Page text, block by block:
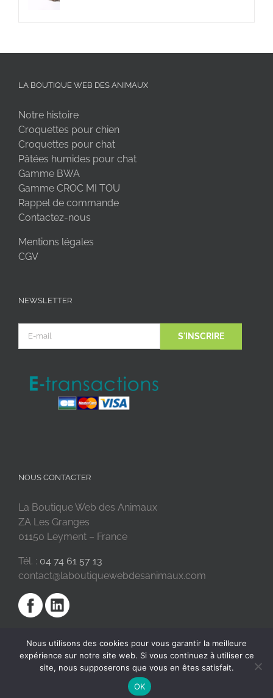
LA BOUTIQUE WEB DES ANIMAUX
Notre histoire
Croquettes pour chien
Croquettes pour chat
Pâtées humides pour chat
Gamme BWA
Gamme CROC MI TOU
Rappel de commande
Contactez-nous
Mentions légales
CGV
NEWSLETTER
NOUS CONTACTER
La Boutique Web des Animaux
ZA Les Granges
01150 Leyment – France
Tél. : 04 74 61 57 13
contact@laboutiquewebdesanimaux.com
2018 © La Boutique Web des Animaux | Réalisé par
Nous utilisons des cookies pour vous garantir la meilleure
expérience sur notre site web. Si vous continuez à utiliser ce
site, nous supposerons que vous en êtes satisfait.
OK